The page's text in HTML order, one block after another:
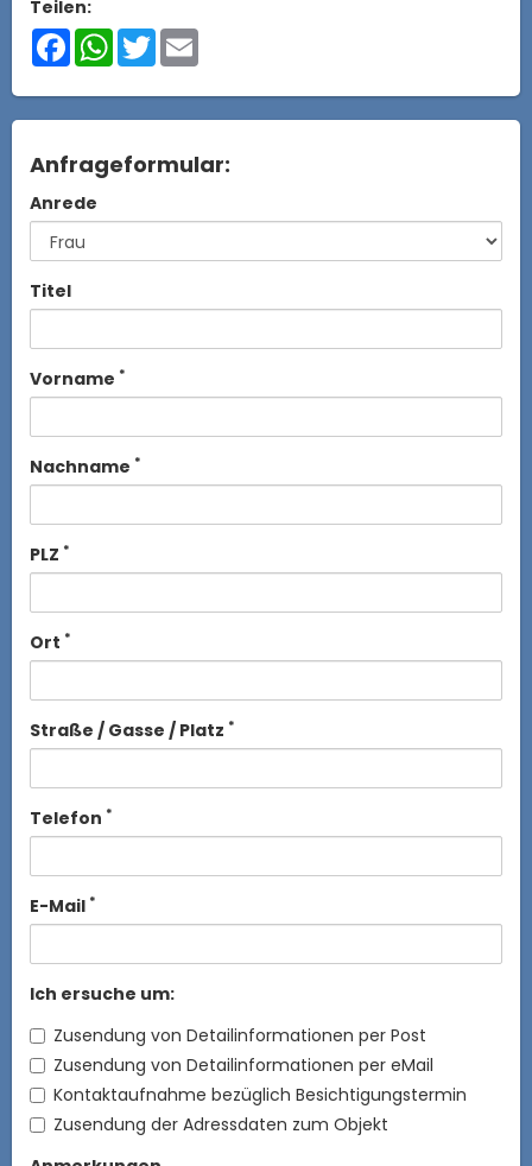
Teilen:
FacebookWhatsApp
Twitter
Anfrageformular:
Anrede
Titel
Vorname *
Nachname *
PLZ *
Ort *
Straße / Gasse / Platz *
Telefon *
E-Mail *
Ich ersuche um:
Zusendung von Detailinformationen per Post
Zusendung von Detailinformationen per eMail
Kontaktaufnahme bezüglich Besichtigungstermin
Zusendung der Adressdaten zum Objekt